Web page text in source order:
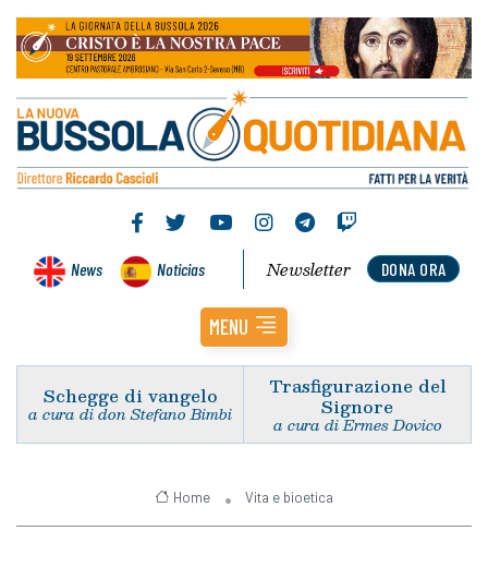
News Noticias DONA ORA
Newsletter
MENU
Schegge di vangelo
a cura di don Stefano Bimbi
Trasfigurazione del
Signore
a cura di Ermes Dovico
Home Vita e bioetica